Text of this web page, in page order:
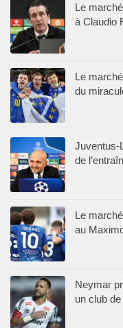
Le
à Claudio
Le
du
Juventus-
de
Le
au
Neymar
un club